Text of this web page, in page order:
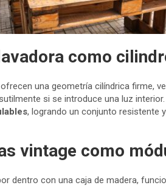
como
una geometría cilíndrica firme,
si se introduce una luz interior.
, logrando un conjunto resistente
vintage como
dentro con una caja de madera,